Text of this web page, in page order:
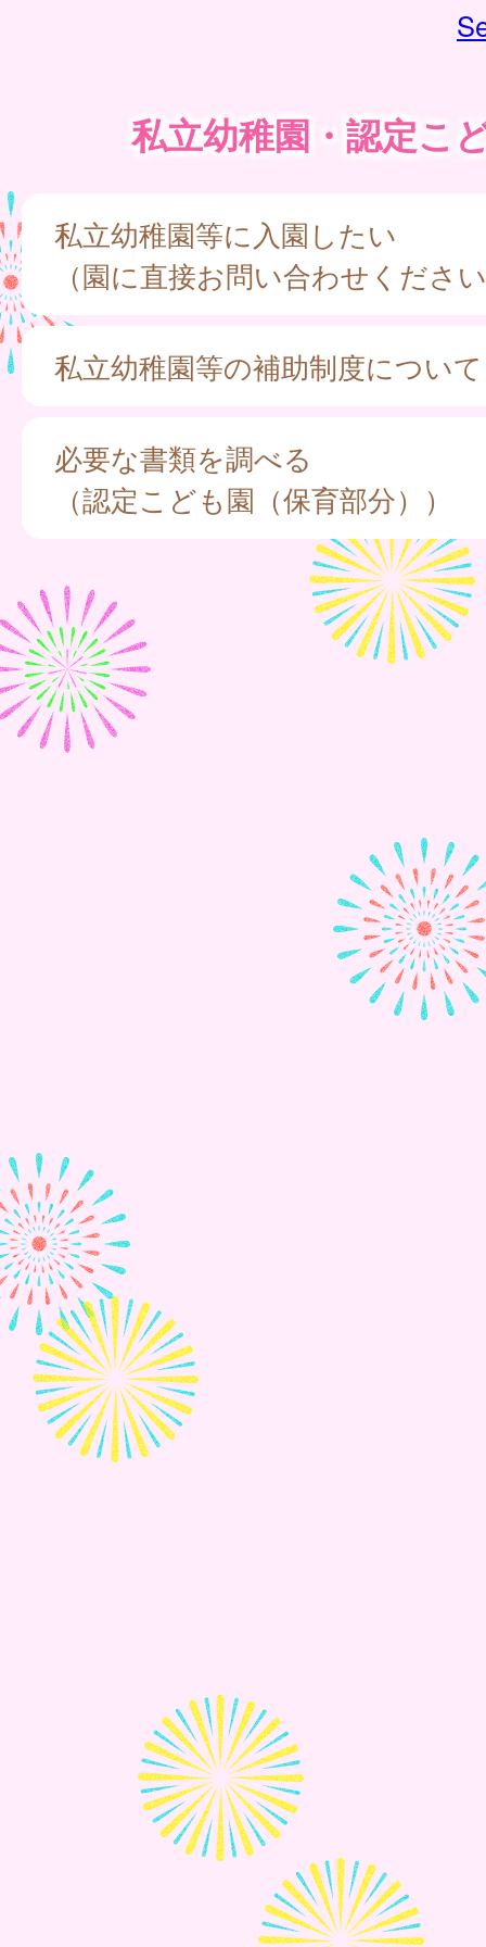
私立幼稚園・認定こ
私立幼稚園等に入園したい
（園に直接お問い合わせくださ
私立幼稚園等の補助制度について
必要な書類を調べる
（認定こども園（保育部分））